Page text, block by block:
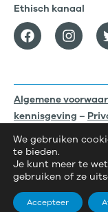
Ethisch kanaal
Algemene
kennisgeving –
Cookiesinstellingen
© Class Rent a Car
Webontwikkeling
We gebruiken
te bieden.
Je kunt meer te
gebruiken of ze
Accepteer